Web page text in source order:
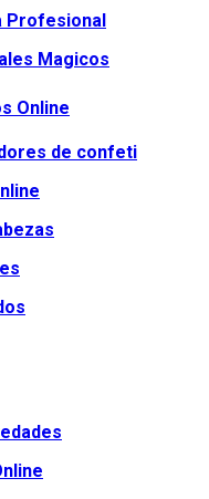
Profesional
Magicos
Online
de confeti